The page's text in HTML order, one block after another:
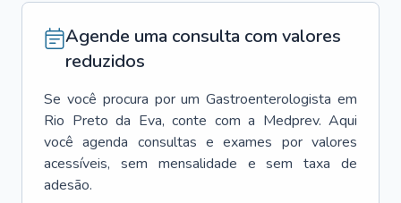
Agende uma consulta com valores
reduzidos
Se você procura por um Gastroenterologista em
Rio Preto da Eva, conte com a Medprev. Aqui
você agenda consultas e exames por valores
acessíveis, sem mensalidade e sem taxa de
adesão.